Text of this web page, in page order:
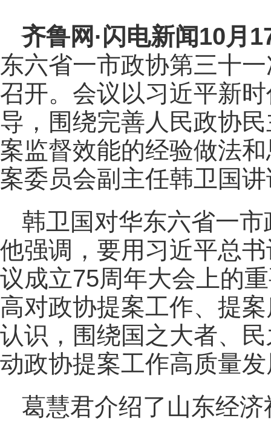
齐鲁网 ·闪电新闻10月
东六省一市政协第三十
召开。会议以习近平新
导，围绕完善人民政协
案监督效能的经验做法
案委员会副主任韩卫国
韩卫国对华东六省一
他强调，要用习近平总
议成立75周年大会上的
高对政协提案工作、提
认识，围绕国之大者、
动政协提案工作高质量
葛慧君介绍了山东经